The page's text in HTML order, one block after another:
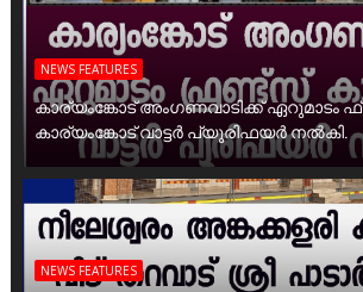
NEWS FEATURES
കാര്യംങ്കോട് അംഗണവാടിക്ക് ഏറുമാടം
കാര്യംങ്കോട് വാട്ടർ പ്യൂരിഫയർ നൽകി.
NEWS FEATURES